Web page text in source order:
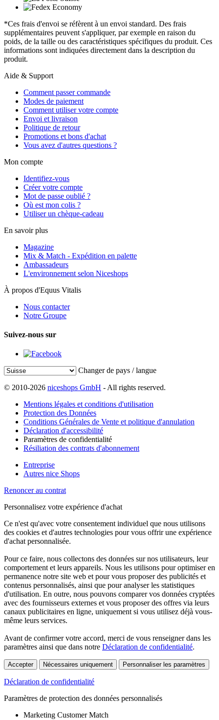
*Ces frais d'envoi se réfèrent à un envoi standard. Des frais
supplémentaires peuvent s'appliquer, par exemple en raison du
poids, de la taille ou des caractéristiques spécifiques du produit. Ces
informations sont indiquées directement dans la description du
produit.
Aide & Support
Comment passer commande
Modes de paiement
Comment utiliser votre compte
Envoi et livraison
Politique de retour
Promotions et bons d'achat
Vous avez d'autres questions ?
Mon compte
Identifiez-vous
Créer votre compte
Mot de passe oublié ?
Où est mon colis ?
Utiliser un chèque-cadeau
En savoir plus
Magazine
Mix & Match - Expédition en palette
Ambassadeurs
L'environnement selon Niceshops
À propos d'Equus Vitalis
Nous contacter
Notre Groupe
Suivez-nous sur
Changer de pays / langue
© 2010-2026 niceshops GmbH - All rights reserved.
Mentions légales et conditions d'utilisation
Protection des Données
Conditions Générales de Vente et politique d'annulation
Déclaration d'accessibilité
Paramètres de confidentialité
Résiliation des contrats d'abonnement
Entreprise
Autres nice Shops
Renoncer au contrat
Personnalisez votre expérience d'achat
Ce n'est qu'avec votre consentement individuel que nous utilisons
des cookies et d'autres technologies pour vous offrir une expérience
d'achat personnalisée.
Pour ce faire, nous collectons des données sur nos utilisateurs, leur
comportement et leurs appareils. Nous les utilisons pour optimiser en
permanence notre site web et pour vous proposer des publicités et
contenus personnalisés, ainsi que pour analyser les statistiques
d'utilisation. En outre, nous pouvons comparer vos données cryptées
avec des fournisseurs externes et vous proposer des offres via leurs
canaux publicitaires en ligne, uniquement si vous utilisez déjà vous-
même leurs services.
Avant de confirmer votre accord, merci de vous renseigner dans les
paramètres ainsi que dans notre Déclaration de confidentialité.
Accepter Nécessaires uniquement Personnaliser les paramètres
Déclaration de confidentialité
Paramètres de protection des données personnalisés
Marketing Customer Match